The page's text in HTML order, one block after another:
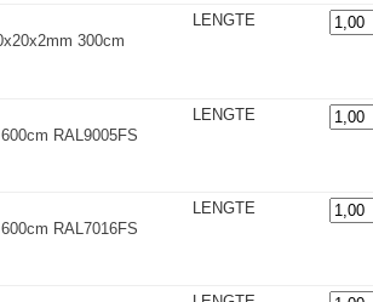
300cm
LENGTE
RAL9005FS
LENGTE
RAL7016FS
LENGTE